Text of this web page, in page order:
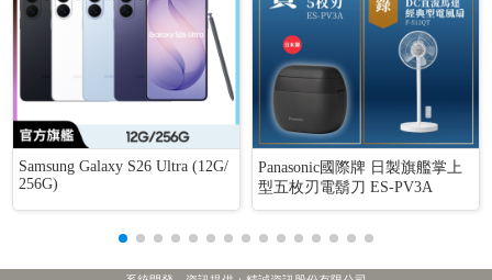
Samsung Galaxy S26 Ultra (12G/
256G)
Panasonic國際牌 日製旗艦掌上
型五枚刃電鬍刀 ES-PV3A